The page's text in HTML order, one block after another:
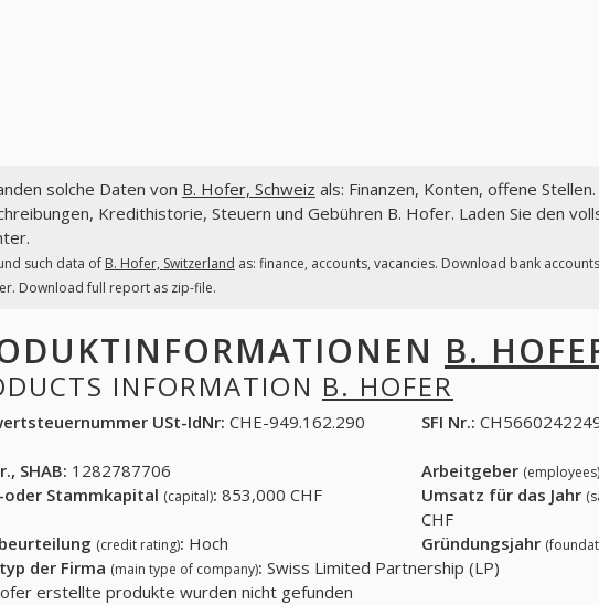
solche Daten von B. Hofer, Schweiz als: Finanzen, Konten, offene
Kredithistorie, Steuern und Gebühren B. Hofer. Laden Sie den
such data of B. Hofer, Switzerland as: finance, accounts, vacancies. Download bank
Download full report as zip-file.
B.
INFORMATION B. HOFER
USt-IdNr: CHE-949.162.290 SFI Nr.:
SHAB: 1282787706 Arbeitgeber (employees)
oder Stammkapital (capital): 853,000 CHF Umsatz für das Jahr
CHF
(credit rating): Hoch Gründungsjahr
der Firma (main type of company): Swiss Limited Partnership (LP)
erstellte produkte wurden nicht gefunden